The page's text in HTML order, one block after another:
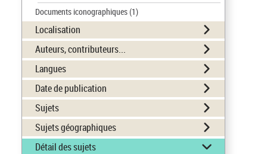
Documents iconographiques(1)
Localisation
Auteurs, contributeurs...
Langues
Date de publication
Sujets
Sujets géographiques
Détail des sujets